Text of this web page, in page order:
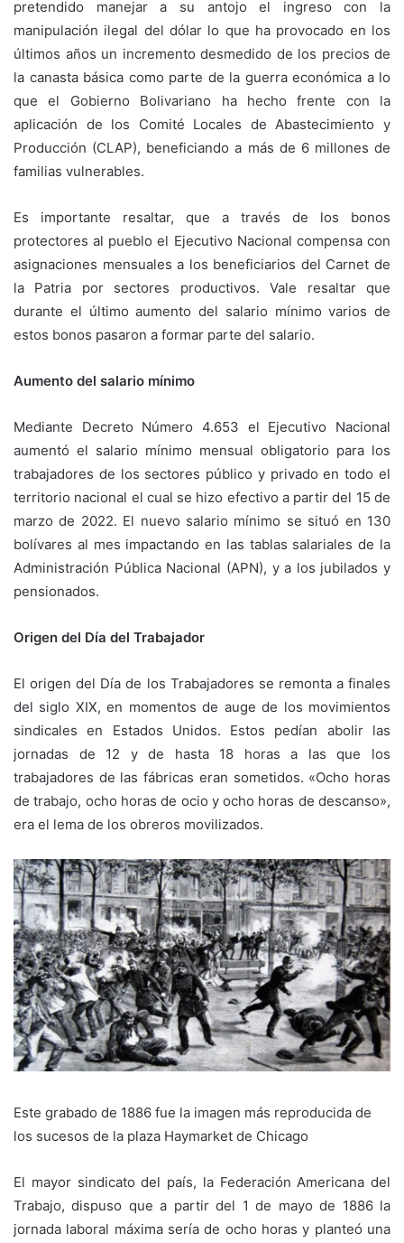
pretendido manejar a su antojo el ingreso con la
manipulación ilegal del dólar lo que ha provocado en los
últimos años un incremento desmedido de los precios de
la canasta básica como parte de la guerra económica a lo
que el Gobierno Bolivariano ha hecho frente con la
aplicación de los Comité Locales de Abastecimiento y
Producción (CLAP), beneficiando a más de 6 millones de
familias vulnerables.
Es importante resaltar, que a través de los bonos
protectores al pueblo el Ejecutivo Nacional compensa con
asignaciones mensuales a los beneficiarios del Carnet de
la Patria por sectores productivos. Vale resaltar que
durante el último aumento del salario mínimo varios de
estos bonos pasaron a formar parte del salario.
Aumento del salario mínimo
Mediante Decreto Número 4.653 el Ejecutivo Nacional
aumentó el salario mínimo mensual obligatorio para los
trabajadores de los sectores público y privado en todo el
territorio nacional el cual se hizo efectivo a partir del 15 de
marzo de 2022. El nuevo salario mínimo se situó en 130
bolívares al mes impactando en las tablas salariales de la
Administración Pública Nacional (APN), y a los jubilados y
pensionados.
Origen del Día del Trabajador
El origen del Día de los Trabajadores se remonta a finales
del siglo XIX, en momentos de auge de los movimientos
sindicales en Estados Unidos. Estos pedían abolir las
jornadas de 12 y de hasta 18 horas a las que los
trabajadores de las fábricas eran sometidos. «Ocho horas
de trabajo, ocho horas de ocio y ocho horas de descanso»,
era el lema de los obreros movilizados.
Este grabado de 1886 fue la imagen más reproducida de
los sucesos de la plaza Haymarket de Chicago
El mayor sindicato del país, la Federación Americana del
Trabajo, dispuso que a partir del 1 de mayo de 1886 la
jornada laboral máxima sería de ocho horas y planteó una